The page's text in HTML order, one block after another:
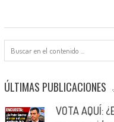
ÚLTIMAS PUBLICACIONES
VOTA AQUÍ: